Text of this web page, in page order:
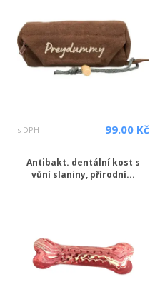
s DPH 99.00 Kč
Antibakt. dentální kost s
vůní slaniny, přírodní...